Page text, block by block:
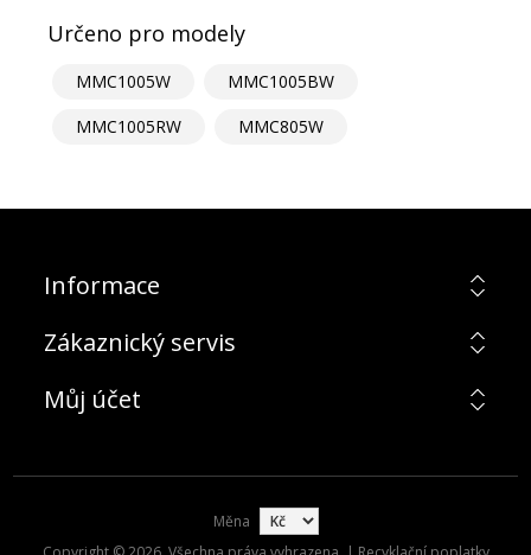
Určeno pro modely
MMC1005W
MMC1005BW
MMC1005RW
MMC805W
Informace
Zákaznický servis
Můj účet
Měna